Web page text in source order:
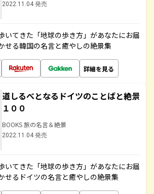
2022.11.04 発売
いてきた「地球の歩き方」があなたにお届
せる韓国の名言と癒やしの絶景集
詳細を見る
道しるべとなるドイツのことばと絶景
１００
BOOKS 旅の名言＆絶景
2022.11.04 発売
いてきた「地球の歩き方」があなたにお届
せるドイツの名言と癒やしの絶景集